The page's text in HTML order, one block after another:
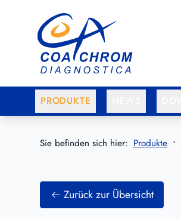
Zum Hauptmenü springen
Zum Hauptinhalt springen
PRODUKTE
Sie befinden sich hier: Produkte
Zurück zur Übersicht